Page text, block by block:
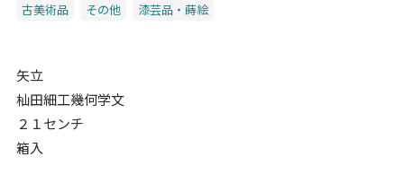
古美術品 その他 漆芸品・蒔絵
矢立
杣田細工幾何学文
２１センチ
箱入